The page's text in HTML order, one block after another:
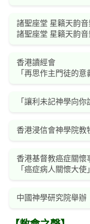
諸聖座堂 星籟天韵
諸聖座堂 星籟天韵
香港讀經會
「再思作主門徒的
「讓利未記神學向
香港浸信會神學院教
香港基督教癌症關懷
「癌症病人關懷大使
中國神學研究院舉